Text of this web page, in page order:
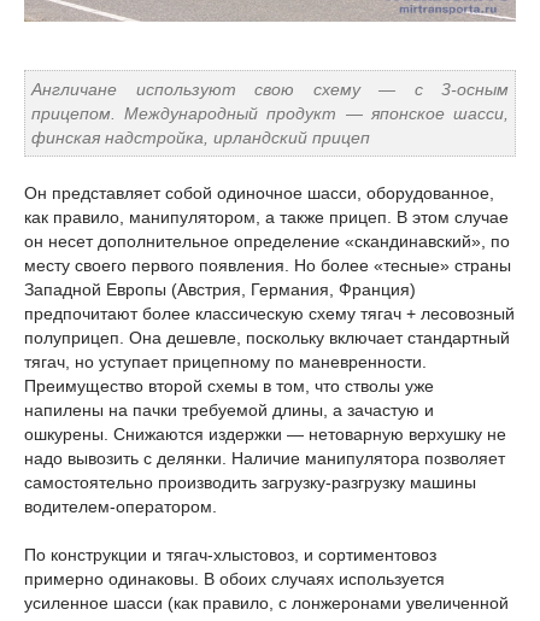
Англичане используют свою схему — с 3-осным
прицепом. Международный продукт — японское шасси,
финская надстройка, ирландский прицеп
Он представляет собой одиночное шасси, оборудованное,
как правило, манипулятором, а также прицеп. В этом случае
он несет дополнительное определение «скандинавский», по
месту своего первого появления. Но более «тесные» страны
Западной Европы (Австрия, Германия, Франция)
предпочитают более классическую схему тягач + лесовозный
полуприцеп. Она дешевле, поскольку включает стандартный
тягач, но уступает прицепному по маневренности.
Преимущество второй схемы в том, что стволы уже
напилены на пачки требуемой длины, а зачастую и
ошкурены. Снижаются издержки — нетоварную верхушку не
надо вывозить с делянки. Наличие манипулятора позволяет
самостоятельно производить загрузку-разгрузку машины
водителем-оператором.
По конструкции и тягач-хлыстовоз, и сортиментовоз
примерно одинаковы. В обоих случаях используется
усиленное шасси (как правило, с лонжеронами увеличенной